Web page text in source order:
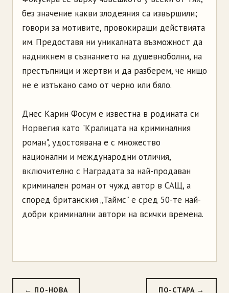
без значение какви злодеяния са извършили;
говори за мотивите, провокиращи действията
им. Предоставя ни уникалната възможност да
надникнем в съзнанието на душевноболни, на
престъпници и жертви и да разберем, че нищо
не е изтъкано само от черно или бяло.
Днес Карин Фосум е известна в родината си
Норвегия като "Кралицата на криминалния
роман", удостоявана е с множество
национални и международни отличия,
включително с Наградата за най-продаван
криминален роман от чужд автор в САЩ, а
според британския „Таймс” е сред 50-те най-
добри криминални автори на всички времена.
← ПО-НОВА ПО-СТАРА →